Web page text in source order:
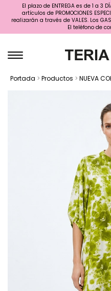
El plazo de ENTREGA es de 1 a 3
artículos de PROMOCIONES
realizarán a través de VALES. Los
El teléfono de
Portada > Productos > NUEVA